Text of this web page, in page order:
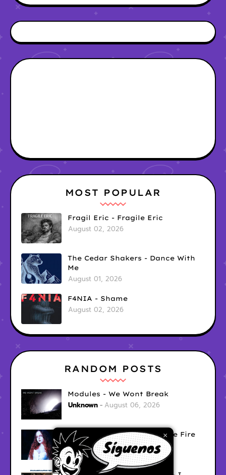
×
MOST POPULAR
Fragil Eric - Fragile Eric
August 02, 2026
The Cedar Shakers - Dance With
Me
August 01, 2026
F4NIA - Shame
August 02, 2026
RANDOM POSTS
Modules - We Wont Break
Unknown August 06, 2026
Sara Diana - Her Hair's Like Fire
Ely August 05, 2026